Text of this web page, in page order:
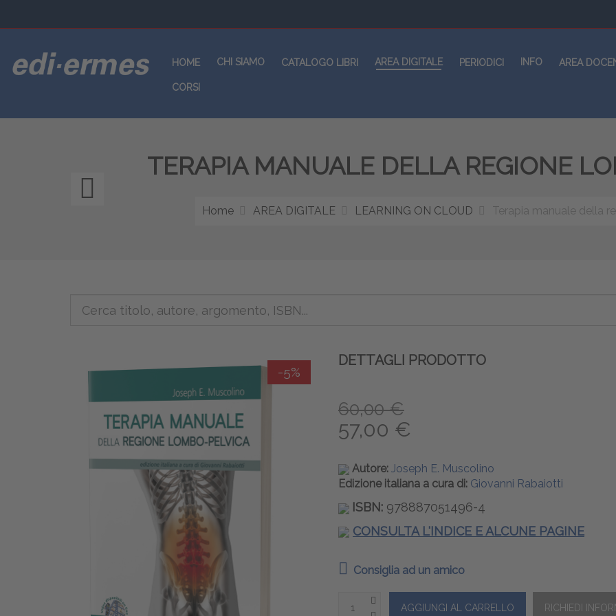
HOME CHI SIAMO CATALOGO LIBRI AREA DIGITALE PERIODICI INFO AREA
CORSI
TERAPIA MANUALE DELLA REGIONE
Home AREA DIGITALE LEARNING ON CLOUD Terapia manuale della
valutazione
del
-5%
DETTAGLI PRODOTTO
60,00 €
57,00 €
Autore: Joseph E. Muscolino
Edizione italiana a cura di: Giovanni Rabaiotti
ISBN: 978887051496-4
CONSULTA L'INDICE E ALCUNE PAGINE
Consiglia ad un amico